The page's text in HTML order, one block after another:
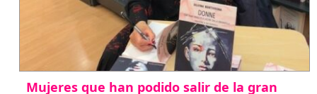
Mujeres que han podido salir de la gran